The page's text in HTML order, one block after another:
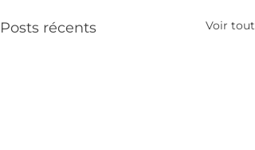
Posts récents Voir tout